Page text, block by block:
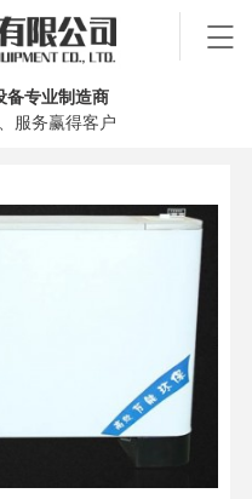
备专业制造商
服务赢得客户